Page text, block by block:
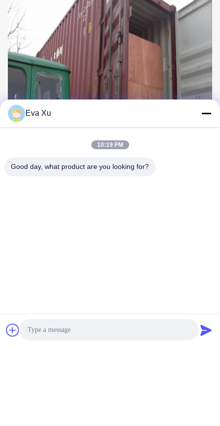
Markeringen: Cakekop Die Machine Vormen

Adres:No. 1588, Huaming Road, Feiyun Street, Ruian City,
Eva Xu
10:19 PM
Good day, what product are you looking for?